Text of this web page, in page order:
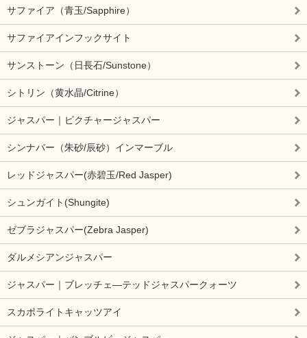
サファイア（青玉/Sapphire）
サファイアインフックサイト
サンストーン（日長石/Sunstone）
シトリン（黄水晶/Citrine）
ジャスパー｜ピクチャージャスパー
シンナバー（朱砂/辰砂）インマーブル
レッドジャスパー(赤碧玉/Red Jasper)
シュンガイト(Shungite)
ゼブラジャスパー(Zebra Jasper)
ダルメシアンジャスパー
ジャスパー｜ブレッチェ―テッドジャスパークォーツ
スカポライトキャッツアイ